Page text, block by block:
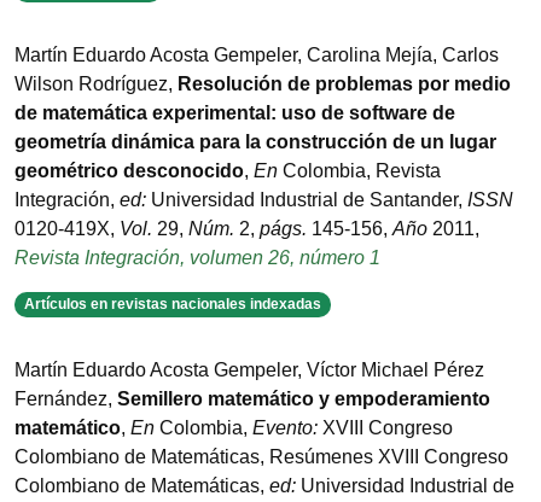
Martín Eduardo Acosta Gempeler, Carolina Mejía, Carlos
Wilson Rodríguez, Resolución de problemas por medio
de matemática experimental: uso de software de
geometría dinámica para la construcción de un lugar
geométrico desconocido, En Colombia, Revista
Integración, ed: Universidad Industrial de Santander, ISSN
0120-419X, Vol. 29, Núm. 2, págs. 145-156, Año 2011,
Revista Integración, volumen 26, número 1
Artículos en revistas nacionales indexadas
Martín Eduardo Acosta Gempeler, Víctor Michael Pérez
Fernández, Semillero matemático y empoderamiento
matemático, En Colombia, Evento: XVIII Congreso
Colombiano de Matemáticas, Resúmenes XVIII Congreso
Colombiano de Matemáticas, ed: Universidad Industrial de